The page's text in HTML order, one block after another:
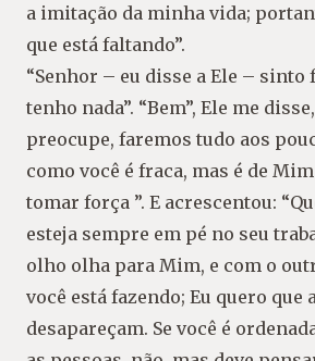
a imitação da minha vida;
que está faltando”.
“Senhor – eu disse a Ele – sinto
tenho nada”. “Bem”, Ele me
preocupe, faremos tudo aos
como você é fraca, mas é de
tomar força ”. E acrescentou:
esteja sempre em pé no seu
olho olha para Mim, e com o
você está fazendo; Eu quero que
desapareçam. Se você é